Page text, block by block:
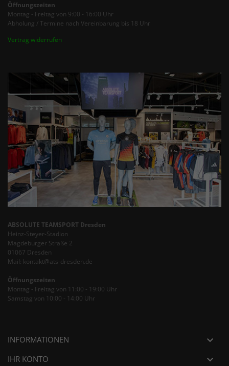
Öffnungszeiten
Montag - Freitag von 9:00 - 16:00 Uhr
Abholung / Termine nach Vereinbarung bis 18 Uhr
Vertrag widerrufen
ABSOLUTE TEAMSPORT Dresden
Heinz-Steyer-Stadion
Magdeburger Straße 2
01067 Dresden
Mail: kontakt@ats-dresden.de
Öffnungszeiten
Montag - Freitag von 11:00 - 19:00 Uhr
Samstag von 10:00 - 14:00 Uhr
INFORMATIONEN 
IHR KONTO 